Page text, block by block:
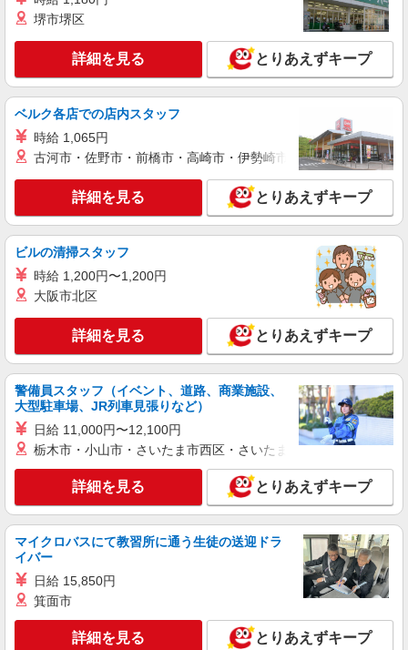
詳細を見る
紹介予定派遣
株式会社シエロ
スマホ携帯販売【エーユー】
時給1550円〜 ※残業代支給 ★交通費別途全額
円/月支給 家電アドバイザー資格をお持ちの方はグ
レードに合わせて2500〜5000円/月支給 ※入社後
獲得も対象 【役割手当】 CSA（チーフセールス
アドバイザー）に昇格すると16600円/月支給 ゜
+゜・。○。・゜+゜・。○。・゜+゜ 入社祝い金10
万円支給(規定有) お友達を紹介頂くと, インセンテ
ィブ支給(規定有) ★月2回払い・週払い可能（規程
有）★ ゜・。○。・゜+゜・。○。・゜+゜
岐阜県土岐市の家電量販店
キープ 詳細を見る
堺市堺区
詳細を見る とりあえずキープ
ベルク各店での店内スタッフ
時給 1,065円
古河市・佐野市・前橋市・高崎市・伊勢崎市・太田市・館林市
詳細を見る とりあえずキープ
ビルの清掃スタッフ
時給 1,200円〜1,200円
大阪市北区
詳細を見る とりあえずキープ
警備員スタッフ（イベント、道路、商業施設、
大型駐車場、JR列車見張りなど）
日給 11,000円〜12,100円
栃木市・小山市・さいたま市西区・さいたま市岩槻区・久喜市・
詳細を見る とりあえずキープ
マイクロバスにて教習所に通う生徒の送迎ドラ
イバー
日給 15,850円
箕面市
詳細を見る とりあえずキープ